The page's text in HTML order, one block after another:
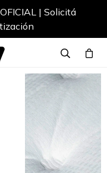
| Solicitá